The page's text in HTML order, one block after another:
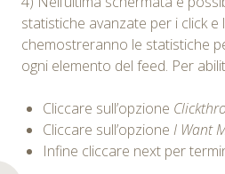
statistiche avanzate per i click e
chemostreranno le statistiche
ogni elemento del feed. Per
Cliccare sull’opzione
Cliccare sull’opzione I Want
Infine cliccare next per